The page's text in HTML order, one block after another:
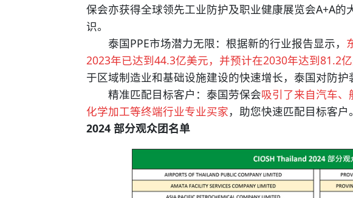
保会亦获得全球领先工业防护及职业健康展览会A+A
识。
泰国PPE市场潜力无限：根据新的行业报告显示，
2023年已达到44.3亿美元，并预计在2030年达到81.2
于区域制造业和基础设施建设的快速增长，泰国对防护
精准匹配目标客户：泰国劳保会吸引了来自汽车
化学加工等终端行业专业买家，助您快速匹配目标客户。
2024 部分观众团名单